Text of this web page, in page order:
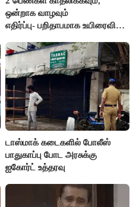
ஒன்றாக வாழவும்
எதிர்ப்பு- பறிதாபமாக உயிரைவிட்ட
டாஸ்மாக் கடைகளில் போலீஸ்
பாதுகாப்பு போட அரசுக்கு
ஐகோர்ட் உத்தரவு